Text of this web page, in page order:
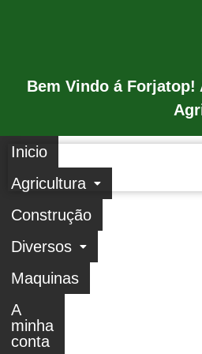
Bem Vindo á Forjatop!
Inicio
Agricultura
Construção
Diversos
Maquinas
A
minha
conta